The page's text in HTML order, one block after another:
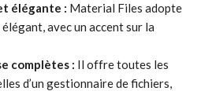
élégante : Material Files adopte
avec un accent sur la
complètes : Il offre toutes les
d’un gestionnaire de fichiers,